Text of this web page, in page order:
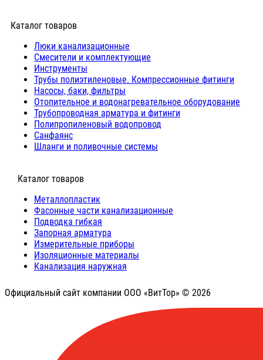
Каталог товаров
Люки канализационные
Cмесители и комплектующие
Инструменты
Трубы полиэтиленовые. Компрессионные фитинги
Насосы, баки, фильтры
Отопительное и водонагревательное оборудование
Трубопроводная арматура и фитинги
Полипропиленовый водопровод
Санфаянс
Шланги и поливочные системы
⠀Каталог товаров
Металлопластик
Фасонные части канализационные
Подводка гибкая
Запорная арматура
Измерительные приборы
Изоляционные материалы
Канализация наружная
Официальный сайт компании ООО «ВитТор» © 2026